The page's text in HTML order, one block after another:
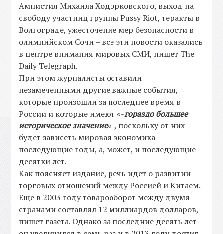
Амнистия Михаила Ходорковского, выход на
свободу участниц группы Pussy Riot, теракты в
Волгограде, ужесточение мер безопасности в
олимпийском Сочи – все эти новости оказались
в центре внимания мировых СМИ, пишет The
Daily Telegraph.
При этом журналисты оставили
незамеченными другие важные события,
которые произошли за последнее время в
России и которые имеют «-гораздо большее
историческое значение«-, поскольку от них
будет зависеть мировая экономика
последующие годы, а, может, и последующие
десятки лет.
Как поясняет издание, речь идет о развитии
торговых отношений между Россией и Китаем.
Еще в 2003 году товарооборот между двумя
странами составлял 12 миллиардов долларов,
пишет газета. Однако за последние десять лет